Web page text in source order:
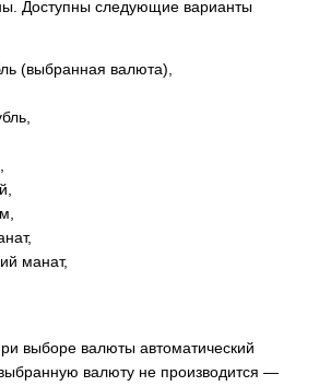
Доступны следующие варианты
(выбранная валюта),
манат,
выборе валюты автоматический
валюту не производится —